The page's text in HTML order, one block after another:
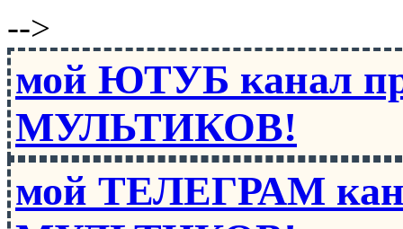
-->
мой ЮТУБ канал
МУЛЬТИКОВ!
мой ТЕЛЕГРАМ